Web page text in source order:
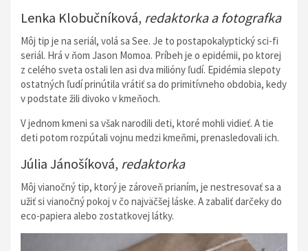
Lenka Klobučníková, redaktorka a fotografka
Môj tip je na seriál, volá sa See. Je to postapokalyptický sci-fi
seriál. Hrá v ňom Jason Momoa. Príbeh je o epidémii, po ktorej
z celého sveta ostali len asi dva milióny ľudí. Epidémia slepoty
ostatných ľudí prinútila vrátiť sa do primitívneho obdobia, kedy
v podstate žili divoko v kmeňoch.
V jednom kmeni sa však narodili deti, ktoré mohli vidieť. A tie
deti potom rozpútali vojnu medzi kmeňmi, prenasledovali ich.
Júlia Jánošíková, redaktorka
Môj vianočný tip, ktorý je zároveň prianím, je nestresovať sa a
užiť si vianočný pokoj v čo najväčšej láske. A zabaliť darčeky do
eco-papiera alebo zostatkovej látky.